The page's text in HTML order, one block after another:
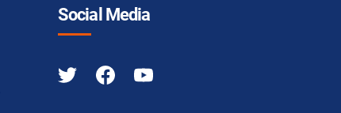
Social Media